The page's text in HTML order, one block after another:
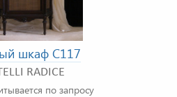
шкаф C117
RADICE
по запросу